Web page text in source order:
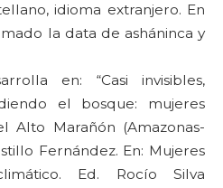
idioma extranjero. En
la data de asháninca y
en: “Casi invisibles,
el bosque: mujeres
Alto Marañón (Amazonas-
Fernández. En: Mujeres
Ed. Rocío Silva